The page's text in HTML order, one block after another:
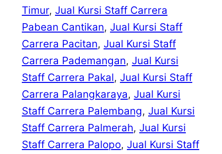
Timur, Jual Kursi Staff Carrera
Pabean Cantikan, Jual Kursi Staff
Carrera Pacitan, Jual Kursi Staff
Carrera Pademangan, Jual Kursi
Staff Carrera Pakal, Jual Kursi Staff
Carrera Palangkaraya, Jual Kursi
Staff Carrera Palembang, Jual Kursi
Staff Carrera Palmerah, Jual Kursi
Staff Carrera Palopo, Jual Kursi Staff